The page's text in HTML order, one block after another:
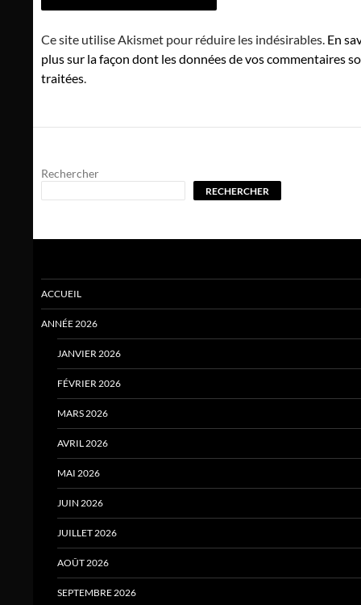
Ce site utilise Akismet pour réduire les indésirables. En
plus sur la façon dont les données de vos commentaires
traitées.
Rechercher
RECHERCHER
ACCUEIL
ANNÉE 2026
JANVIER 2026
FÉVRIER 2026
MARS 2026
AVRIL 2026
MAI 2026
JUIN 2026
JUILLET 2026
AOÛT 2026
SEPTEMBRE 2026